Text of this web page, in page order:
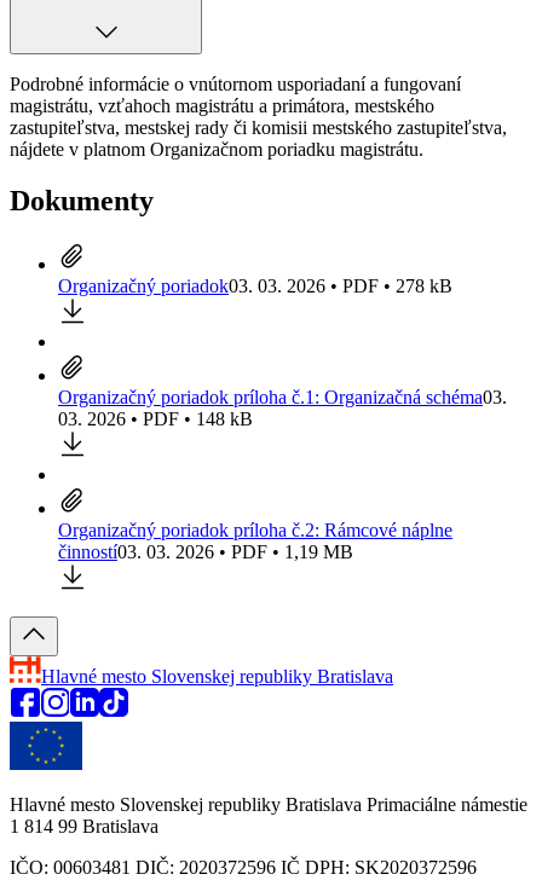
Podrobné informácie o vnútornom usporiadaní a fungovaní
magistrátu, vzťahoch magistrátu a primátora, mestského
zastupiteľstva, mestskej rady či komisii mestského zastupiteľstva,
nájdete v platnom Organizačnom poriadku magistrátu.
Dokumenty
Organizačný poriadok03. 03. 2026 • PDF • 278 kB
Organizačný poriadok príloha č.1: Organizačná schéma03.
03. 2026 • PDF • 148 kB
Organizačný poriadok príloha č.2: Rámcové náplne
činností03. 03. 2026 • PDF • 1,19 MB
Hlavné mesto Slovenskej republiky Bratislava
Hlavné mesto Slovenskej republiky Bratislava Primaciálne námestie
1 814 99 Bratislava
IČO: 00603481 DIČ: 2020372596 IČ DPH: SK2020372596